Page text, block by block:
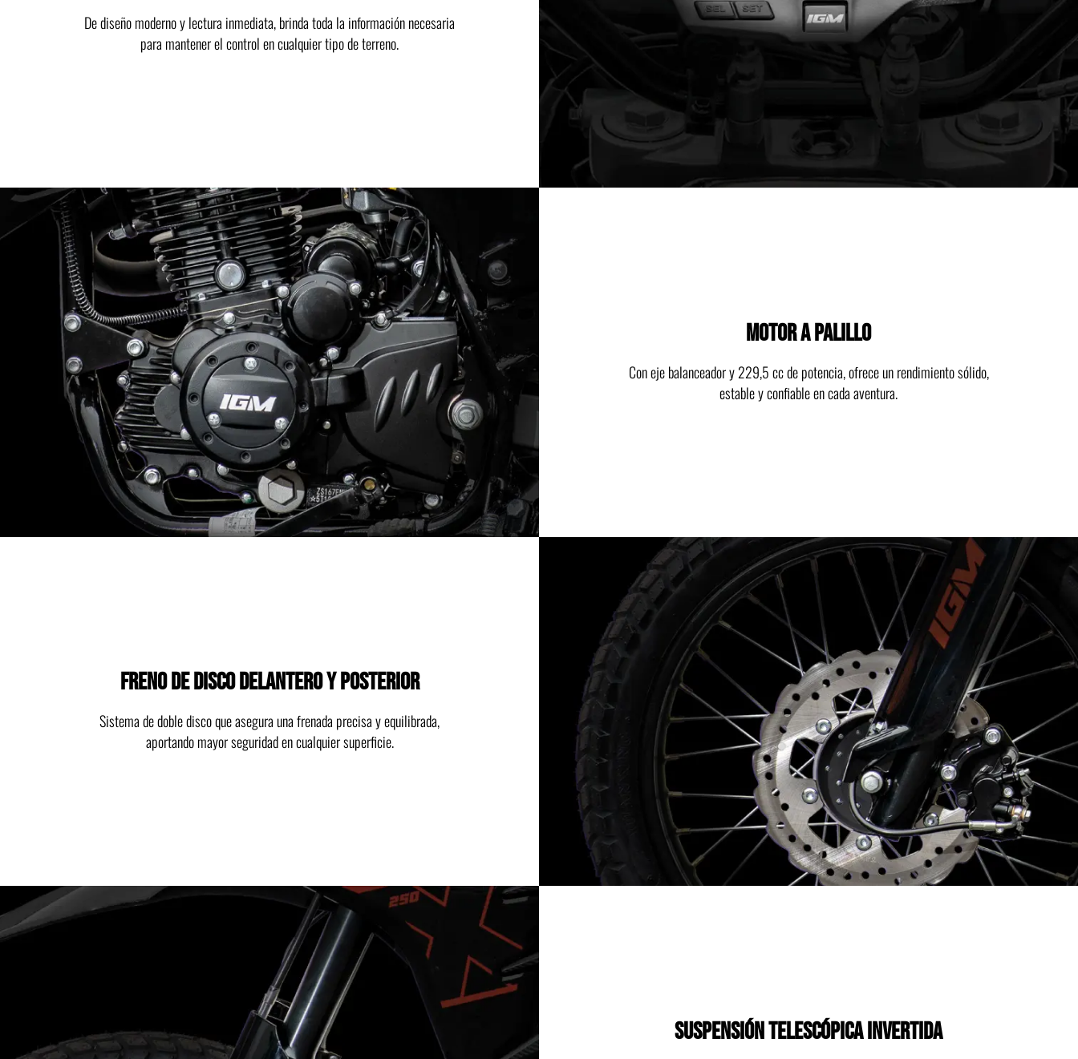
De diseño moderno y lectura inmediata, brinda toda la información necesaria
para mantener el control en cualquier tipo de terreno.
MOTOR A PALILLO
Con eje balanceador y 229,5 cc de potencia, ofrece un rendimiento sólido,
estable y confiable en cada aventura.
FRENO DE DISCO DELANTERO Y POSTERIOR
Sistema de doble disco que asegura una frenada precisa y equilibrada,
aportando mayor seguridad en cualquier superficie.
SUSPENSIÓN TELESCÓPICA INVERTIDA